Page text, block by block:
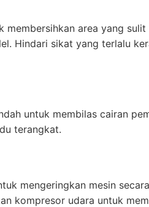
membersihkan area yang
Hindari sikat yang terlalu
untuk membilas cairan
terangkat.
mengeringkan mesin
kompresor udara untuk